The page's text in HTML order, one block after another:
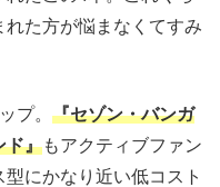
た方が悩まなくてすみ
プ。 『セゾン・バンガ
ド』もアクティブファン
にかなり近い低コスト